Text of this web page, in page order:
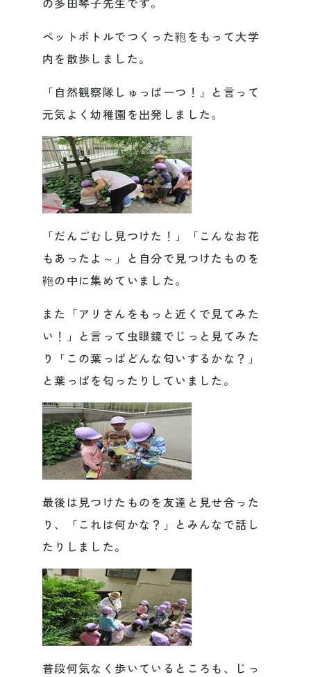
ペットボトルでつくった鞄をもって大学
内を散歩しました。
「自然観察隊しゅっぱーつ！」と言って
元気よく幼稚園を出発しました。
「だんごむし見つけた！」「こんなお花
もあったよ～」と自分で見つけたものを
鞄の中に集めていました。
また「アリさんをもっと近くで見てみた
い！」と言って虫眼鏡でじっと見てみた
り「この葉っぱどんな匂いするかな？」
と葉っぱを匂ったりしていました。
最後は見つけたものを友達と見せ合った
り、「これは何かな？」とみんなで話し
たりしました。
普段何気なく歩いているところも、じっ